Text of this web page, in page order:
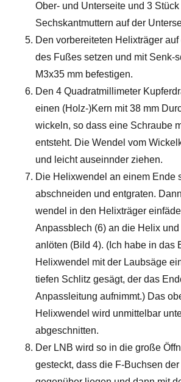
Ober- und Unterseite und 3 Stück
Sechskantmuttern auf der
Den vorbereiteten Helixträger
des Fußes setzen und mit Senk-
M3x35 mm befestigen.
Den 4 Quadratmillimeter
einen (Holz-)Kern mit 38 mm
wickeln, so dass eine Schraube
entsteht. Die Wendel vom
und leicht auseinnder ziehen.
Die Helixwendel an einem Ende
abschneiden und entgraten.
wendel in den Helixträger
Anpassblech (6) an die Helix
anlöten (Bild 4). (Ich habe in das
Helixwendel mit der Laubsäge
tiefen Schlitz gesägt, der das
Anpassleitung aufnimmt.) Das
Helixwendel wird unmittelbar
abgeschnitten.
Der LNB wird so in die große
gesteckt, dass die F-Buchsen